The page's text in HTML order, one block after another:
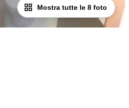
Mostra tutte le 8 foto